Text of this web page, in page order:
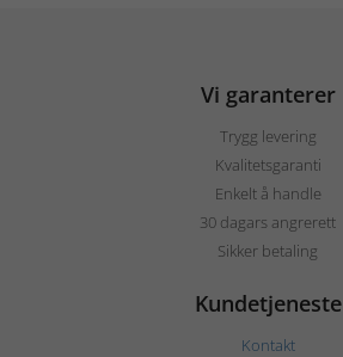
Vi garanterer
Trygg levering
Kvalitetsgaranti
Enkelt å handle
30 dagars angrerett
Sikker betaling
Kundetjeneste
Kontakt